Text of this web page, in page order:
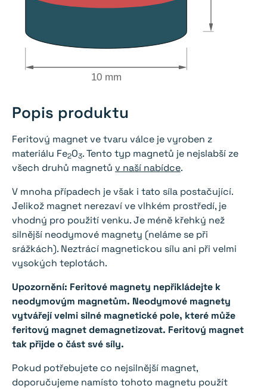
10 mm
Popis produktu
Feritový magnet ve tvaru válce je vyroben z
materiálu Fe2O3. Tento typ magnetů je nejslabší ze
všech druhů magnetů v naší nabídce.
V mnoha případech je však i tato síla postačující.
Jelikož magnet nerezaví ve vlhkém prostředí, je
vhodný pro použití venku. Je méně křehký než
silnější neodymové magnety (neláme se při
srážkách). Neztrácí magnetickou sílu ani při velmi
vysokých teplotách.
Upozornění: Feritové magnety nepřikládejte k
neodymovým magnetům. Neodymové magnety
vytvářejí velmi silné magnetické pole, které může
feritový magnet demagnetizovat. Feritový magnet
tak přijde o část své síly.
Pokud potřebujete co nejsilnější magnet,
doporučujeme namísto tohoto magnetu použít